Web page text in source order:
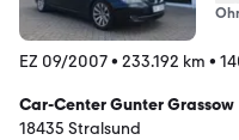
EZ 09/2007• 233.192 km •
Car-Center Gunter Grassow
18435 Stralsund